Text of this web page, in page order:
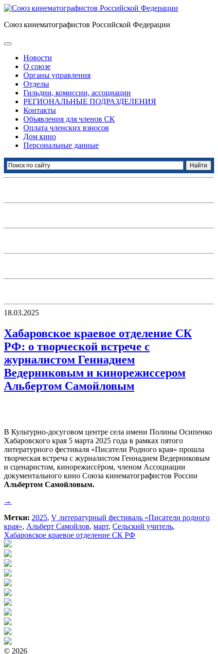
Союз кинематографистов Российской Федерации
Новости
О союзе
Органы управления
Отделы
Гильдии, комиссии, ассоциации
РЕГИОНАЛЬНЫЕ ПОДРАЗДЕЛЕНИЯ
Контакты
Объявления для членов СК
Оплата членских взносов
Дом кино
Персональные данные
18.03.2025
Хабаровское краевое отделение СК
РФ: о творческой встрече с
журналистом Геннадием
Ведерниковым и кинорежиссером
Альбертом Самойловым
В Культурно-досуговом центре села имени Полины Осипенко
Хабаровского края 5 марта 2025 года в рамках пятого
литературного фестиваля «Писатели Родного края» прошла
творческая встреча с журналистом Геннадием Ведерниковым
и сценаристом, кинорежиссёром, членом Ассоциации
документального кино Союза кинематографистов России
Альбертом Самойловым.
→
Метки: 2025, V литературный фестиваль «Писатели родного
края», Альберт Самойлов, март, Сельский учитель,
Хабаровское краевое отделение СК РФ
© 2026